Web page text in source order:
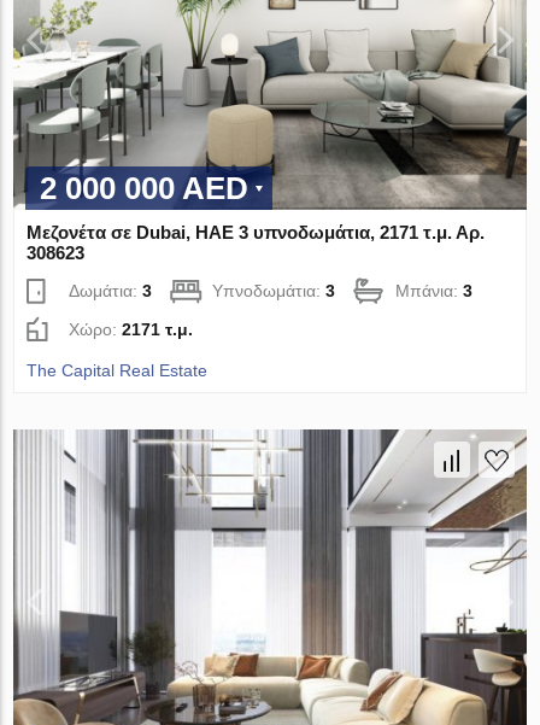
2 000 000 AED
Μεζονέτα σε Dubai, ΗΑΕ 3 υπνοδωμάτια, 2171 τ.μ. Αρ.
308623
Δωμάτια:3 Υπνοδωμάτια:3 Μπάνια:3
Χώρο:2171 τ.μ.
The Capital Real Estate